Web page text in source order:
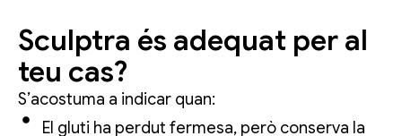
Sculptra és adequat per al
teu cas?
S’acostuma a indicar quan:
El gluti ha perdut fermesa, però conserva la